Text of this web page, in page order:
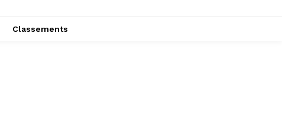
Classements